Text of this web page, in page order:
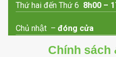
Thứ hai đến Thứ 6 8h00 –
Chủ nhật –đóng cửa
Chính sách